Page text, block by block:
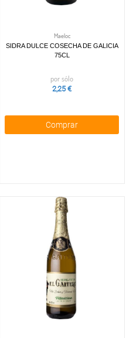
Maeloc
SIDRA DULCE COSECHA DE GALICIA
75CL
por sólo
2,25 €
Comprar